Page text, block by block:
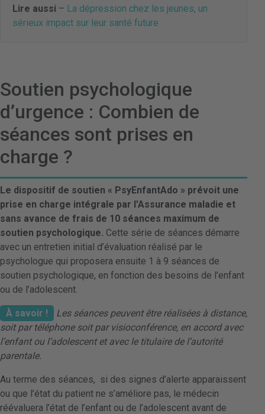
Lire aussi – La dépression chez les jeunes, un
sérieux impact sur leur santé future
Soutien psychologique
d’urgence : Combien de
séances sont prises en
charge ?
Le dispositif de soutien « PsyEnfantAdo » prévoit une
prise en charge intégrale par l’Assurance maladie et
sans avance de frais de 10 séances maximum de
soutien psychologique. Cette série de séances démarre
avec un entretien initial d’évaluation réalisé par le
psychologue qui proposera ensuite 1 à 9 séances de
soutien psychologique, en fonction des besoins de l’enfant
ou de l’adolescent.
À savoir !
Les séances peuvent être réalisées à distance,
soit par téléphone soit par visioconférence, en accord avec
l’enfant ou l’adolescent et avec le titulaire de l’autorité
parentale.
Au terme des séances, si des signes d’alerte apparaissent
ou que l’état du patient ne s’améliore pas, le médecin
réévaluera l’état de l’enfant ou de l’adolescent avant de